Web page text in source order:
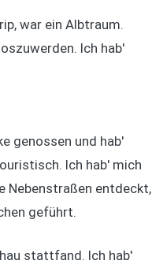
war ein Albtraum.
Ich hab'
genossen und hab'
Ich hab' mich
Nebenstraßen entdeckt,
geführt.
stattfand. Ich hab'